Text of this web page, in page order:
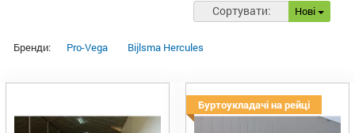
Сортувати: Нові
Бренди: Pro-Vega Bijlsma Hercules
Буртоукладачі на рейці